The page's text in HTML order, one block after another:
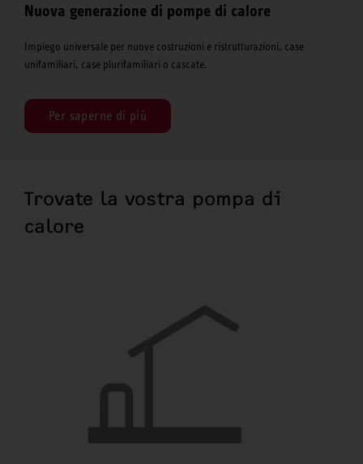
Nuova generazione di pompe di calore
Impiego universale per nuove costruzioni e ristrutturazioni, case
unifamiliari, case plurifamiliari o cascate.
Per saperne di più
Trovate la vostra pompa di
calore